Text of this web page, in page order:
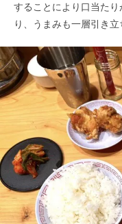
することにより口当た
り、うまみも一層引き立